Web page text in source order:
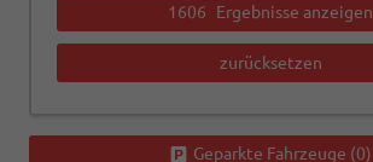
1606 Ergebnisse anzeigen
zurücksetzen
Geparkte Fahrzeuge (0)